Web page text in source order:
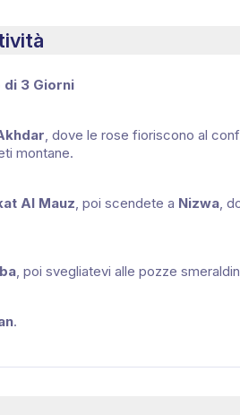
di 3 Giorni
, dove le rose fioriscono al
montane.
Al Mauz, poi scendete a Nizwa,
, poi svegliatevi alle pozze
.